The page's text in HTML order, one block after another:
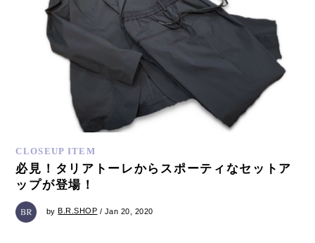
CLOSEUP ITEM
必見！タリアトーレからスポーティなセットア
ップが登場！
by B.R.SHOP / Jan 20, 2020